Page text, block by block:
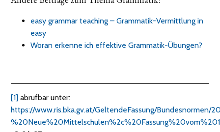
easy grammar teaching – Grammatik-Vermittlung in
easy
Woran erkenne ich effektive Grammatik-Übungen?
[1] abrufbar unter:
https://www.ris.bka.gv.at/GeltendeFassung/